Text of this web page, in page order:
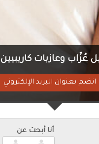
عُزّاب وعازبات كاريبيين
انضم بعنوان البريد الإلكتروني
أنا أبحث عن